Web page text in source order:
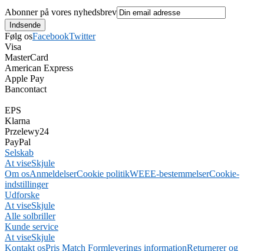
Abonner på vores nyhedsbrev
Følg osFacebookTwitter
Visa
MasterCard
American Express
Apple Pay
Bancontact
EPS
Klarna
Przelewy24
PayPal
Selskab
At viseSkjule
Om osAnmeldelserCookie politikWEEE-bestemmelserCookie-
indstillinger
Udforske
At viseSkjule
Alle solbriller
Kunde service
At viseSkjule
Kontakt osPris Match Formleverings informationReturnerer og